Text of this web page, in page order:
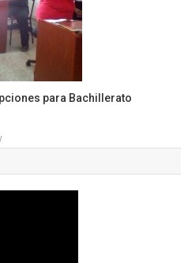
para Bachillerato